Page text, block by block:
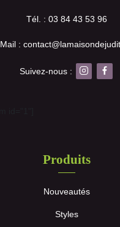
Tél. : 03 84 43 53 96
Mail :
Suivez-nous :
Produits
Nouveautés
Styles